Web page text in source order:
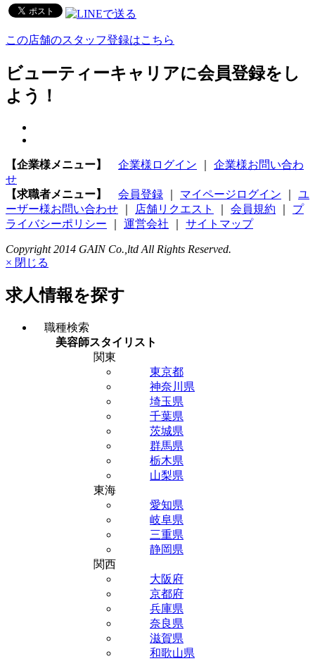
この店舗のスタッフ登録はこちら
ビューティーキャリアに会員登録をし
よう！
【企業様メニュー】 企業様ログイン
企業様お問い合わ
せ
【求職者メニュー】
会員登録 マイページログイン
ユ
ーザー様お問い合わせ
店舗リクエスト 会員規約
プ
ライバシーポリシー
運営会社 サイトマップ
Copyright 2014 GAIN Co.,ltd All Rights Reserved.
× 閉じる
求人情報を探す
職種検索
美容師スタイリスト
関東
東京都
神奈川県
埼玉県
千葉県
茨城県
群馬県
栃木県
山梨県
東海
愛知県
岐阜県
三重県
静岡県
関西
大阪府
京都府
兵庫県
奈良県
滋賀県
和歌山県